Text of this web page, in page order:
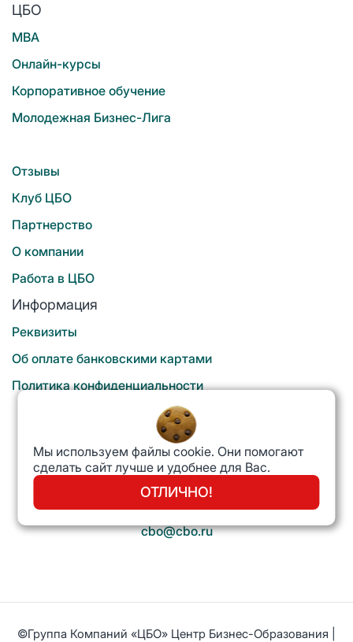
ЦБО
MBA
Онлайн-курсы
Корпоративное обучение
Молодежная Бизнес-Лига
Отзывы
Клуб ЦБО
Партнерство
О компании
Работа в ЦБО
Информация
Реквизиты
Об оплате банковскими картами
Политика конфиденциальности
8 800 700 1996
Звонок бесплатный
cbo@cbo.ru
©Группа Компаний «ЦБО» Центр Бизнес-Образования |
Мы используем файлы cookie. Они помогают
сделать сайт лучше и удобнее для Вас.
ОТЛИЧНО!